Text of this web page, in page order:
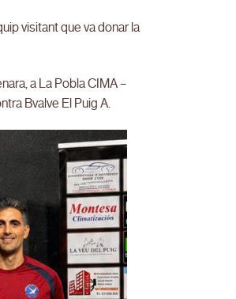
visitant que va donar la
a La Pobla CIMA –
Bvalve El Puig A.